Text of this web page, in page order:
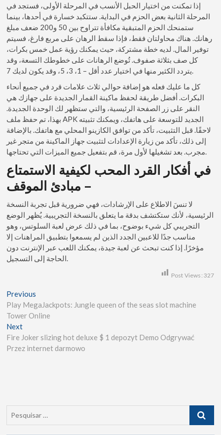
إذا تمكنت من اختيار الحبل الأنسب في المرحلة الأولى، فستجد في
المرحلة الثانية بعض الحزم في البداية. ستتكبد خسارة في أحدها، بينما
ستمنحك الحزم المتبقية مكافأة تتراوح بين 50 و200 ضعف مبلغ
رهانك. هناك محاولتان فقط، فإذا سقط الرهان على مربع فارغ، فسيتم
توفير المال. لديه خطة مشتركة، حيث يمكنك رؤية عمل خمس بكرات،
كل صف بثلاثة صفوف. تُوضع الرهانات على خطوطك التسعة، وقد
كل ما عليك فعله هو إضافة حوالي ثلاث علامات قرد في جميع أنحاء
البكرات. أفضل طريقة لحفظ ماكينة القمار الجديدة على جهازك هي
النقر على زر الصفحة الرئيسية، والتي ستظهر لك الوحدة الجديدة.
بهذا، تم حفظ ملف APK الجديد للتوسعة على هاتفك، ويمكنك تثبيته
لاحقًا. قبل التثبيت، تأكد من توافق الكازينو المحلي مع هاتفك. بالإضافة
إلى ذلك، تأكد من زيارة الإعدادات لتثبيت جهاز الماكينة من متجر غير
في أفكار القرد المحب لكيفية الاستمتاع
– مبادئ الموقف
لا تنسَ الاطلاع على الإرشادات، فهي ضرورية قبل تجربة النسخة
الرئيسية، لأنك ستكتشف بدقة ما يتعلق بالنسخة التجريبية. يُظهر الوضع
التجريبي كل شيء بوضوح، بما في ذلك عرض لعبة السلوتس، وهو
مناسب جدًا للاعبين الجدد الذين لم يسمعوا بتطبيق المراهنات إلا
مؤخرًا. إذا كنت تبحث عن لعبة جيدة، يمكنك اللعب عبر الإنترنت دون
Post Views: 327
Previous
Play MegaJackpots: Jungle queen of the seas slot machine
Tower Online
Next
Fire Joker slizing hot deluxe $ 1 depozyt Demo Odgrywać
Przez internet darmowo